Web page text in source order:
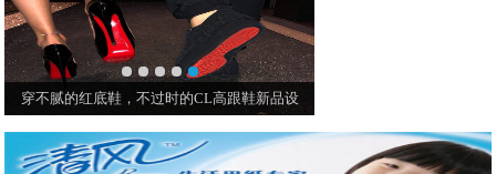
穿不腻的红底鞋，不过时的CL高跟鞋新品设